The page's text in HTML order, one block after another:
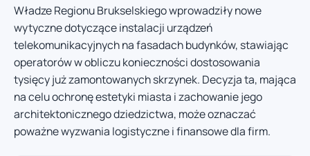
Władze Regionu Brukselskiego wprowadziły nowe
wytyczne dotyczące instalacji urządzeń
telekomunikacyjnych na fasadach budynków, stawiając
operatorów w obliczu konieczności dostosowania
tysięcy już zamontowanych skrzynek. Decyzja ta, mająca
na celu ochronę estetyki miasta i zachowanie jego
architektonicznego dziedzictwa, może oznaczać
poważne wyzwania logistyczne i finansowe dla firm.